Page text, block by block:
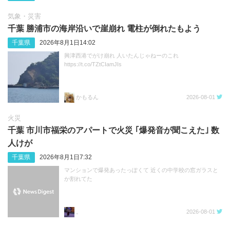
気象・災害
千葉 勝浦市の海岸沿いで崖崩れ 電柱が倒れたもよう
千葉県 2026年8月1日14:02
興津西港でがけ崩れ 人いたんじゃねーのこれ
https://t.co/TZtCIamJIs
かもるん 2026-08-01
火災
千葉 市川市福栄のアパートで火災 ｢爆発音が聞こえた｣ 数
人けが
千葉県 2026年8月1日7:32
マンションで爆発あったっぽくて 近くの中学校の窓ガラスと
か割れてた
2026-08-01